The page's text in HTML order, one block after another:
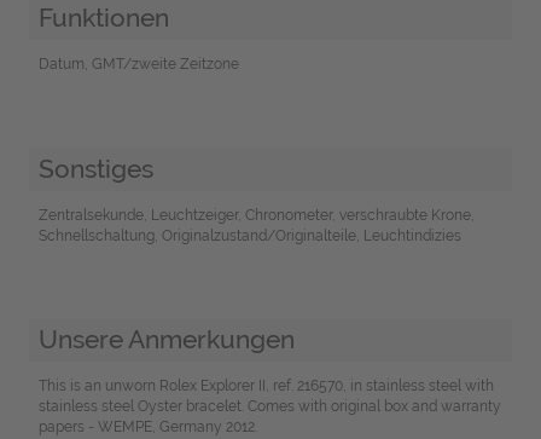
Funktionen
Datum, GMT/zweite Zeitzone
Sonstiges
Zentralsekunde, Leuchtzeiger, Chronometer, verschraubte Krone,
Schnellschaltung, Originalzustand/Originalteile, Leuchtindizies
Unsere Anmerkungen
This is an unworn Rolex Explorer II, ref. 216570, in stainless steel with
stainless steel Oyster bracelet. Comes with original box and warranty
papers - WEMPE, Germany 2012.